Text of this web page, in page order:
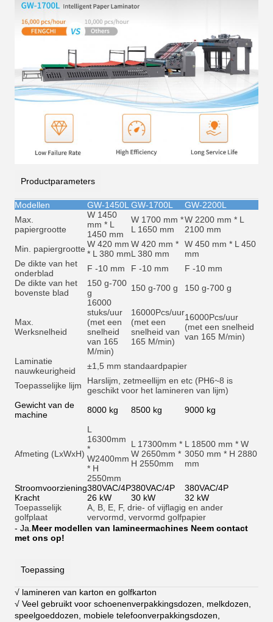
Productparameters
Modellen GW-1450L GW-1700L
GW-2200L
Max.
papiergrootte
W 1450
mm * L
1450 mm
W 1700 mm *
L 1650 mm
W 2200 mm * L
2100 mm
Min. papiergrootte W 420 mm
* L 380 mm
W 420 mm *
L 380 mm
W 450 mm * L 450
mm
De dikte van het
onderblad
F -10 mm F -10 mm
F -10 mm
De dikte van het
bovenste blad
150 g-700
g
150 g-700 g 150 g-700 g
Max.
Werksnelheid
16000
stuks/uur
(met een
snelheid
van 165
M/min)
16000Pcs/uur
(met een
snelheid van
165 M/min)
16000Pcs/uur
(met een snelheid
van 165 M/min)
Laminatie
nauwkeurigheid
±1,5 mm standaardpapier
Toepasselijke lijm
Harslijm, zetmeellijm en etc (PH6~8 is
geschikt voor het lamineren van lijm)
Gewicht van de
machine
8000 kg 8500 kg 9000 kg
Afmeting (LxWxH)
L
16300mm
*
W2400mm
* H
2550mm
L 17300mm *
W 2650mm *
H 2550mm
L 18500 mm * W
3050 mm * H 2880
mm
Stroomvoorziening380VAC/4P380VAC/4P
380VAC/4P
Kracht
26 kW 30 kW
32 kW
Toepasselijk
golfplaat
A, B, E, F, drie- of vijflagig en ander
vervormd, vervormd golfpapier
- Ja. Meer modellen van lamineermachines Neem contact
met ons op!
Toepassing
√ lamineren van karton en golfkarton
√ Veel gebruikt voor schoenenverpakkingsdozen, melkdozen,
speelgoeddozen, mobiele telefoonverpakkingsdozen,